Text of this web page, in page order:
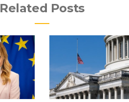
Related Posts